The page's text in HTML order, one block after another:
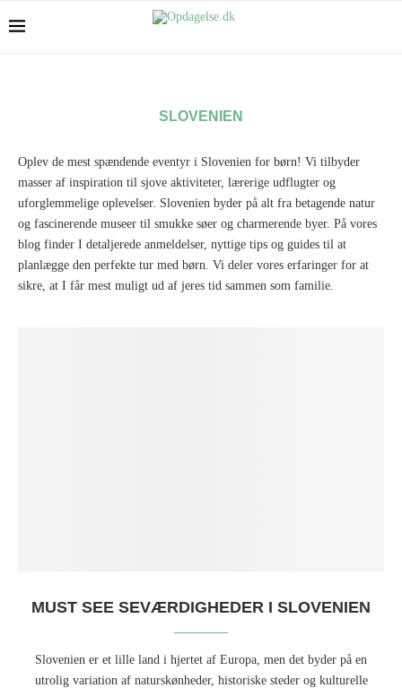
SLOVENIEN
Oplev de mest spændende eventyr i Slovenien for børn! Vi tilbyder
masser af inspiration til sjove aktiviteter, lærerige udflugter og
uforglemmelige oplevelser. Slovenien byder på alt fra betagende natur
og fascinerende museer til smukke søer og charmerende byer. På vores
blog finder I detaljerede anmeldelser, nyttige tips og guides til at
planlægge den perfekte tur med børn. Vi deler vores erfaringer for at
sikre, at I får mest muligt ud af jeres tid sammen som familie.
MUST SEE SEVÆRDIGHEDER I SLOVENIEN
Slovenien er et lille land i hjertet af Europa, men det byder på en
utrolig variation af naturskønheder, historiske steder og kulturelle